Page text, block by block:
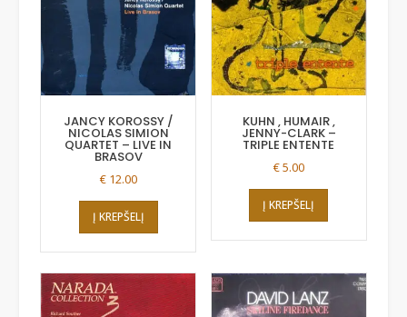
JANCY KOROSSY /
NICOLAS SIMION
QUARTET – LIVE IN
BRASOV
€ 12.00
Į KREPŠELĮ
KUHN , HUMAIR ,
JENNY-CLARK –
TRIPLE ENTENTE
€5.00
Į KREPŠELĮ